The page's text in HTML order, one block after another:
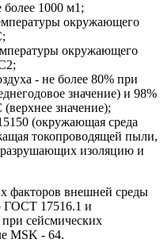
более 1000 м1;
окружающего
окружающего
- не более 80% при
значение) и 98%
значение);
(окружающая среда
токопроводящей пыли,
разрушающих изоляцию и
факторов внешней среды
ГОСТ 17516.1 и
при сейсмических
MSK - 64.